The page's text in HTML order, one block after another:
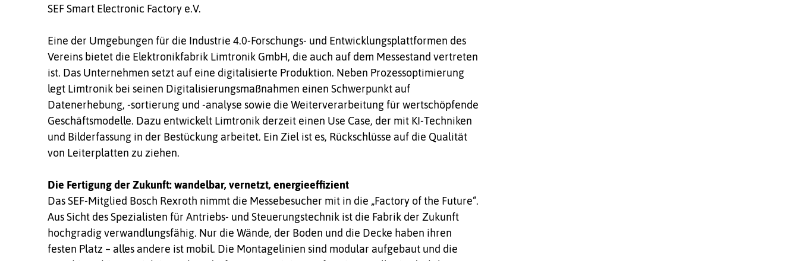
SEF Smart Electronic Factory e.V.
Eine der Umgebungen für die Industrie 4.0-For­schungs- und Entwicklungsplattformen des
Vereins bietet die Elektronikfabrik Limtronik GmbH, die auch auf dem Messestand vertreten
ist. Das Unternehmen setzt auf eine digitalisierte Produktion. Neben Prozessoptimierung
legt Limtronik bei seinen Digitalisierungsmaßnahmen einen Schwerpunkt auf
Datenerhebung, -sortierung und -analyse sowie die Weiterverarbeitung für wertschöpfende
Geschäftsmodelle. Dazu entwickelt Limtronik derzeit einen Use Case, der mit KI-Techniken
und Bilderfassung in der Bestückung arbeitet. Ein Ziel ist es, Rückschlüsse auf die Qualität
von Leiterplatten zu ziehen.
Die Fertigung der Zukunft: wandelbar, vernetzt, energieeffizient
Das SEF-Mitglied Bosch Rexroth nimmt die Messebesucher mit in die „Factory of the Future“.
Aus Sicht des Spezialisten für Antriebs- und Steuerungstechnik ist die Fabrik der Zukunft
hochgradig verwandlungsfähig. Nur die Wände, der Boden und die Decke haben ihren
festen Platz – alles andere ist mobil. Die Montagelinien sind modular aufgebaut und die